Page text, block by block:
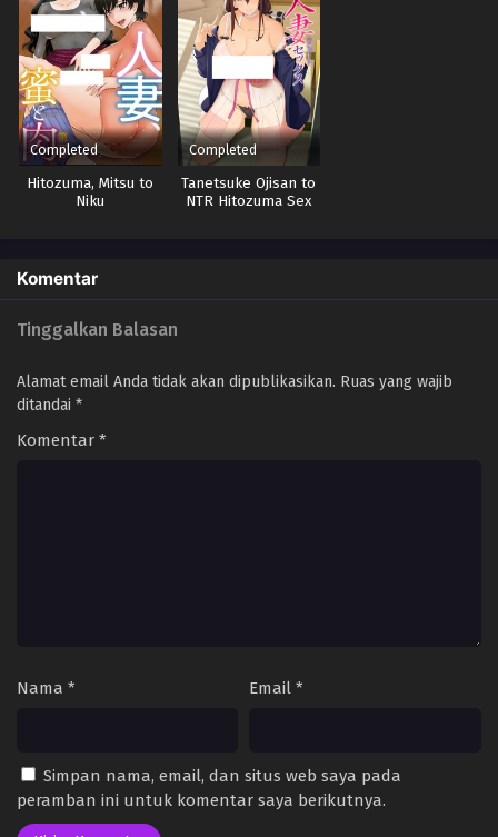
Completed
Hitozuma, Mitsu to
Niku
Completed
Tanetsuke Ojisan to
NTR Hitozuma Sex
Komentar
Tinggalkan Balasan
Alamat email Anda tidak akan dipublikasikan. Ruas yang wajib
ditandai *
Komentar *
Nama * Email *
Simpan nama, email, dan situs web saya pada
peramban ini untuk komentar saya berikutnya.